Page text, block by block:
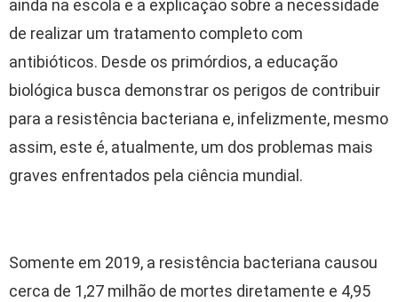
ainda na escola e a explicação sobre a necessidade
de realizar um tratamento completo com
antibióticos. Desde os primórdios, a educação
biológica busca demonstrar os perigos de contribuir
para a resistência bacteriana e, infelizmente, mesmo
assim, este é, atualmente, um dos problemas mais
graves enfrentados pela ciência mundial.
Somente em 2019, a resistência bacteriana causou
cerca de 1,27 milhão de mortes diretamente e 4,95